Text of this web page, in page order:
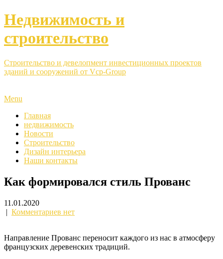
Недвижимость и
строительство
Строительство и девелопмент инвестиционных проектов
зданий и сооружений от Vcp-Group
Menu
Главная
недвижимость
Новости
Строительство
Дизайн интерьера
Наши контакты
Как формировался стиль Прованс
11.01.2020
| Комментариев нет
Направление Прованс переносит каждого из нас в атмосферу
французских деревенских традиций.